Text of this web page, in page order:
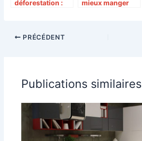
déforestation :
e d’un
mieux manger
PRÉCÉDENT
Publications similaires